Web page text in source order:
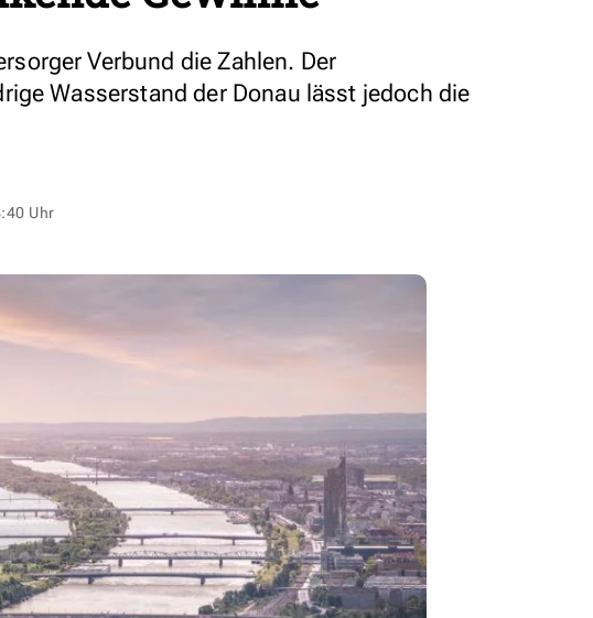
Verbund die Zahlen. Der
Wasserstand der Donau lässt jedoch die
Uhr